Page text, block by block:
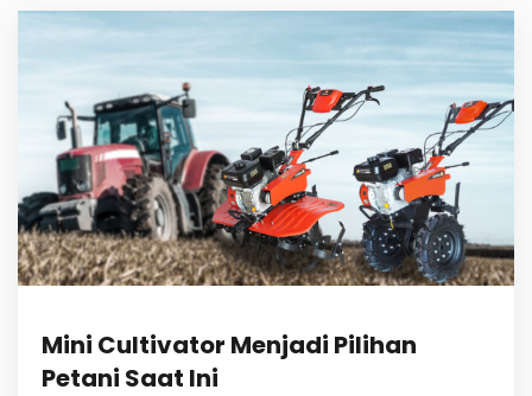
Mini Cultivator Menjadi Pilihan
Petani Saat Ini